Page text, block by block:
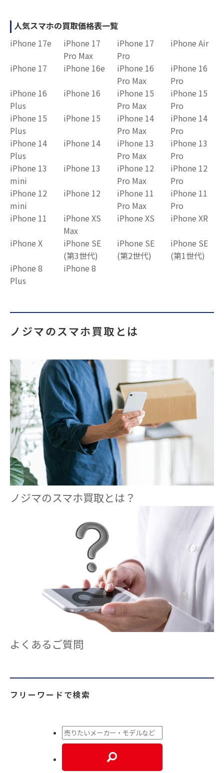
人気スマホの買取価格表一覧
iPhone 17e
iPhone 17
Pro Max
iPhone 17
Pro
iPhone Air
iPhone 17 iPhone 16e
iPhone 16
Pro Max
iPhone 16
Pro
iPhone 16
Plus
iPhone 16
iPhone 15
Pro Max
iPhone 15
Pro
iPhone 15
Plus
iPhone 15
iPhone 14
Pro Max
iPhone 14
Pro
iPhone 14
Plus
iPhone 14
iPhone 13
Pro Max
iPhone 13
Pro
iPhone 13
mini
iPhone 13
iPhone 12
Pro Max
iPhone 12
Pro
iPhone 12
mini
iPhone 12
iPhone 11
Pro Max
iPhone 11
Pro
iPhone 11
iPhone XS
Max
iPhone XS iPhone XR
iPhone X
iPhone SE
(第3世代)
iPhone SE
(第2世代)
iPhone SE
(第1世代)
iPhone 8
Plus
iPhone 8
ノジマのスマホ買取とは
ノジマのスマホ買取とは？
よくあるご質問
フリーワードで検索